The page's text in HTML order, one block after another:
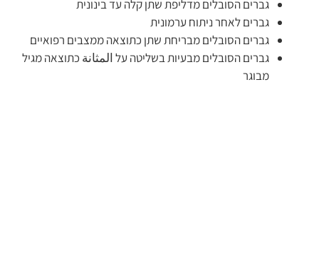
גברים הסובלים מדליפת שתן קלה עד בינונית
גברים לאחר ניתוח ערמונית
גברים הסובלים מבריחת שתן כתוצאה ממצבים רפואיים
גברים הסובלים מבעיות בשליטה על المثانة כתוצאה מגיל
מבוגר